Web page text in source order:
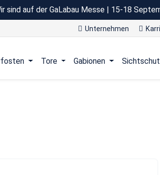
sind auf der GaLabau Messe | 15-18
Unternehmen
Tore Gabionen